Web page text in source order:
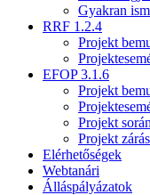
Gyakran
RRF 1.2.4
Projekt
EFOP 3.1.6
Projekt
Projekt
Projekt
Elérhetőségek
Webtanári
Álláspályázatok